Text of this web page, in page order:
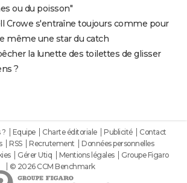
ou du poisson"
Crowe s'entraîne toujours comme pour
même une star du catch
la lunette des toilettes de glisser
?
Equipe Charte éditoriale Publicité
Contact
RSS Recrutement
Données personnelles
Gérer Utiq Mentions légales
Groupe Figaro
© 2026 CCM Benchmark